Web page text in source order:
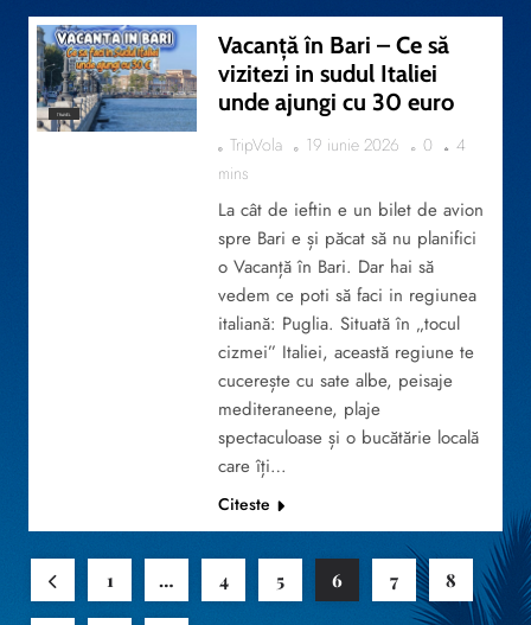
TRAVEL
Vacanță în Bari – Ce să
vizitezi in sudul Italiei
unde ajungi cu 30 euro
TripVola 19 iunie 2026 0
4
mins
La cât de ieftin e un bilet de avion
spre Bari e și păcat să nu planifici
o Vacanță în Bari. Dar hai să
vedem ce poti să faci in regiunea
italiană: Puglia. Situată în „tocul
cizmei” Italiei, această regiune te
cucerește cu sate albe, peisaje
mediteraneene, plaje
spectaculoase și o bucătărie locală
care îți…
Citeste
1 … 4 5 6 7 8